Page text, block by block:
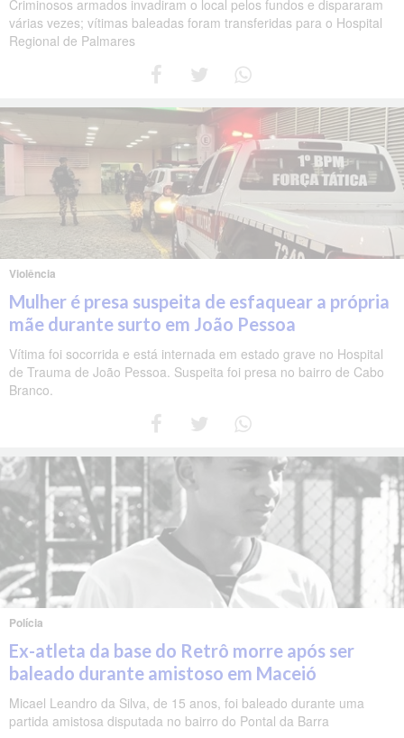
Criminosos armados invadiram o local pelos fundos e dispararam
várias vezes; vítimas baleadas foram transferidas para o Hospital
Regional de Palmares
Violência
Mulher é presa suspeita de esfaquear a própria
mãe durante surto em João Pessoa
Vítima foi socorrida e está internada em estado grave no Hospital
de Trauma de João Pessoa. Suspeita foi presa no bairro de Cabo
Branco.
Polícia
Ex-atleta da base do Retrô morre após ser
baleado durante amistoso em Maceió
Micael Leandro da Silva, de 15 anos, foi baleado durante uma
partida amistosa disputada no bairro do Pontal da Barra